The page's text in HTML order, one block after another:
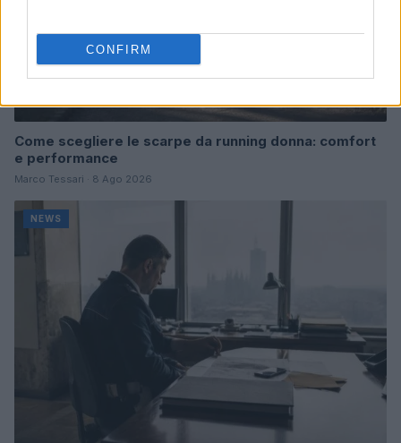
CONFIRM
Come scegliere le scarpe da running donna: comfort
e performance
Marco Tessari · 8 Ago 2026
NEWS